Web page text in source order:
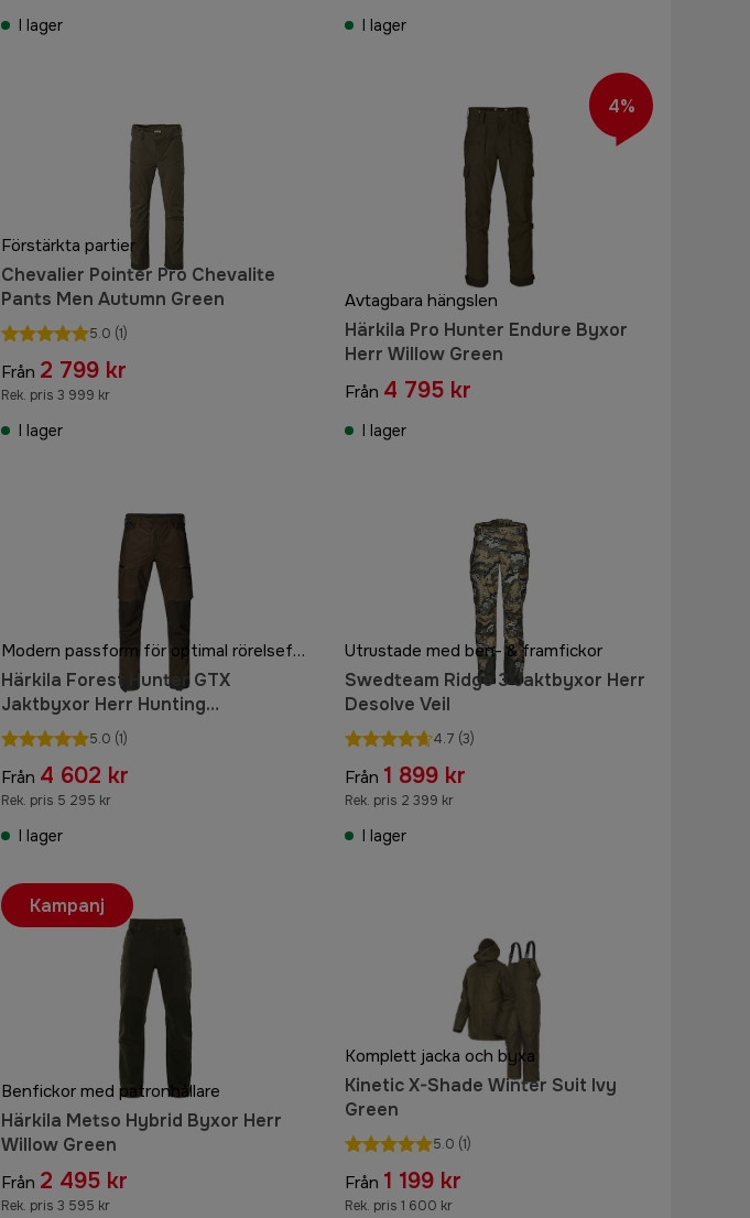
I lager I lager
Förstärkta partier
Chevalier Pointer Pro Chevalite
Pants Men Autumn Green
5.0 (1)
Från 2 799 kr
Rek. pris 3 999 kr
I lager
Avtagbara hängslen
Härkila Pro Hunter Endure Byxor
Herr Willow Green
Från 4 795 kr
I lager
4%
Modern passform för optimal rörelsefrihet
Härkila Forest Hunter GTX
Jaktbyxor Herr Hunting
Green/Shadow Brown
5.0 (1)
Från 4 602 kr
Rek. pris 5 295 kr
I lager
Utrustade med ben- & framfickor
Swedteam Ridge 3 Jaktbyxor Herr
Desolve Veil
4.7 (3)
Från 1 899 kr
Rek. pris 2 399 kr
I lager
Benfickor med patronhållare
Härkila Metso Hybrid Byxor Herr
Willow Green
Från 2 495 kr
Rek. pris 3 595 kr
Kampanj
Komplett jacka och byxa
Kinetic X-Shade Winter Suit Ivy
Green
5.0 (1)
Från 1 199 kr
Rek. pris 1 600 kr